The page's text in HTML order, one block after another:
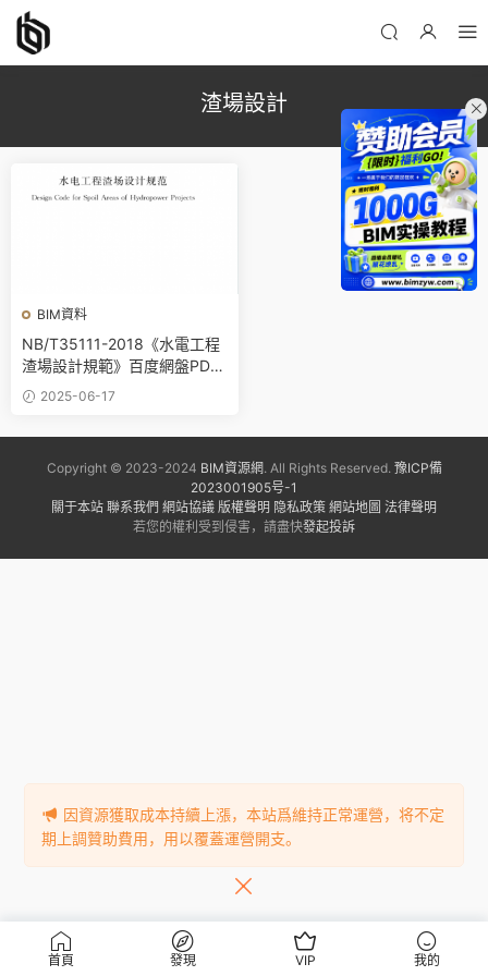
渣場設計
BIM資料
NB/T35111-2018《水電工程
渣場設計規範》百度網盤PDF
下載2025-06-17
Copyright © 2023-2024 BIM資源網. All Rights Reserved. 豫ICP備
2023001905号-1
關于本站 聯系我們 網站協議 版權聲明 隐私政策 網站地圖 法律聲明
若您的權利受到侵害，請盡快發起投訴
首頁 發現 VIP 我的
因資源獲取成本持續上漲，本站爲維持正常運營，将不定
期上調贊助費用，用以覆蓋運營開支。